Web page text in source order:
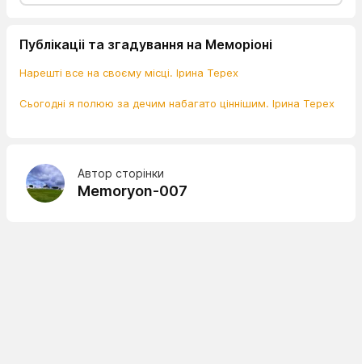
Публікаціі та згадування на Меморіоні
Нарешті все на своєму місці. Ірина Терех
Сьогодні я полюю за дечим набагато ціннішим. Ірина Терех
Автор сторінки
Memoryon-007